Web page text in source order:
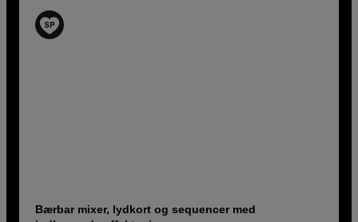
Bærbar mixer, lydkort og sequencer med